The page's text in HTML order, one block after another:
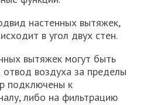
настенных вытяжек,
в угол двух стен.
вытяжек могут быть
воздуха за пределы
подключены к
либо на фильтрацию